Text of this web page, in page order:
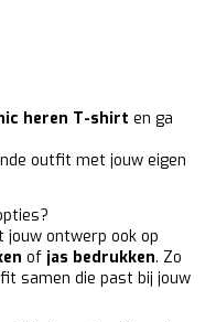
heren T-shirt en ga
outfit met jouw eigen
jouw ontwerp ook op
of jas bedrukken. Zo
samen die past bij jouw